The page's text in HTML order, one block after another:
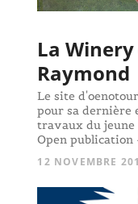
La
Raymond
Le site
pour sa dernière
travaux du jeune
Open publication
12 NOVEMBRE